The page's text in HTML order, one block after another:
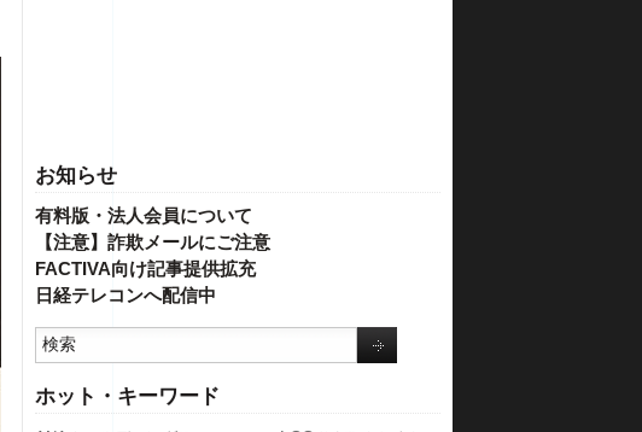
お知らせ
有料版・法人会員について
【注意】詐欺メールにご注意
FACTIVA向け記事提供拡充
日経テレコンへ配信中
ホット・キーワード